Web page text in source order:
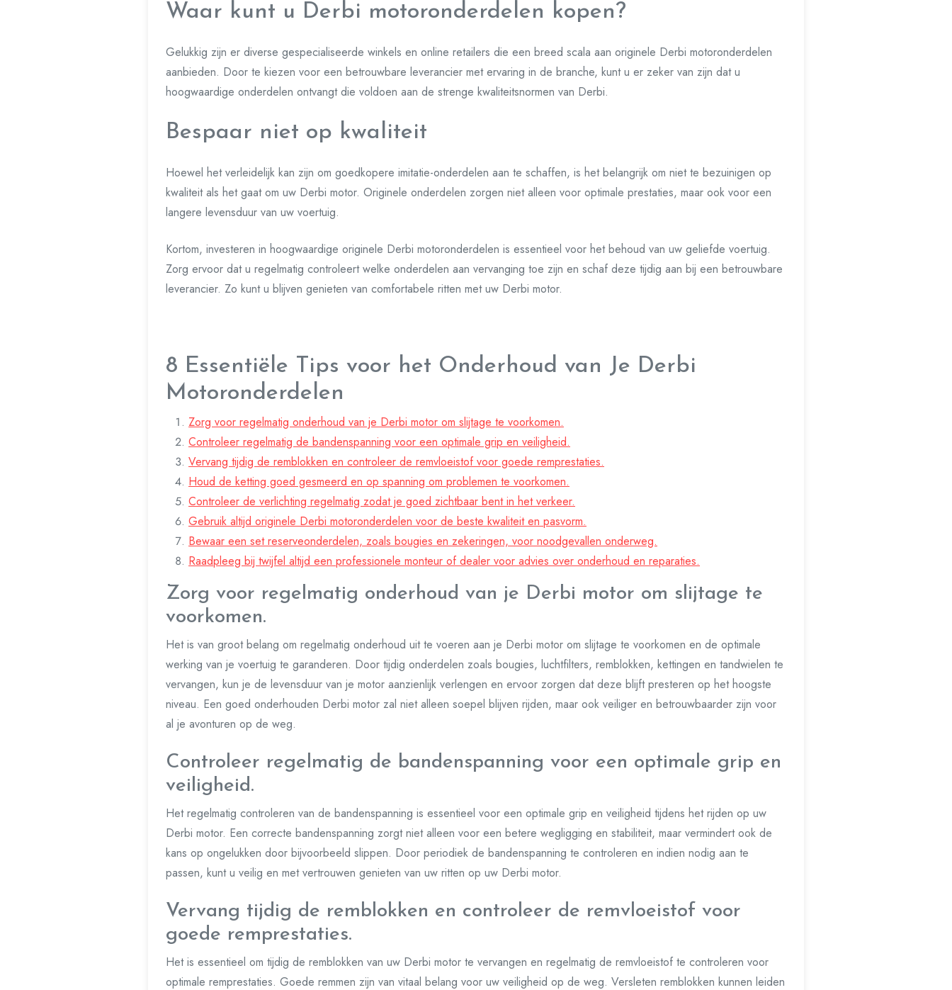
Waar kunt u Derbi motoronderdelen kopen?
Gelukkig zijn er diverse gespecialiseerde winkels en online retailers die een breed scala aan originele Derbi motoronderdelen
aanbieden. Door te kiezen voor een betrouwbare leverancier met ervaring in de branche, kunt u er zeker van zijn dat u
hoogwaardige onderdelen ontvangt die voldoen aan de strenge kwaliteitsnormen van Derbi.
Bespaar niet op kwaliteit
Hoewel het verleidelijk kan zijn om goedkopere imitatie-onderdelen aan te schaffen, is het belangrijk om niet te bezuinigen op
kwaliteit als het gaat om uw Derbi motor. Originele onderdelen zorgen niet alleen voor optimale prestaties, maar ook voor een
langere levensduur van uw voertuig.
Kortom, investeren in hoogwaardige originele Derbi motoronderdelen is essentieel voor het behoud van uw geliefde voertuig.
Zorg ervoor dat u regelmatig controleert welke onderdelen aan vervanging toe zijn en schaf deze tijdig aan bij een betrouwbare
leverancier. Zo kunt u blijven genieten van comfortabele ritten met uw Derbi motor.
8 Essentiële Tips voor het Onderhoud van Je Derbi
Motoronderdelen
Zorg voor regelmatig onderhoud van je Derbi motor om slijtage te voorkomen.
Controleer regelmatig de bandenspanning voor een optimale grip en veiligheid.
Vervang tijdig de remblokken en controleer de remvloeistof voor goede remprestaties.
Houd de ketting goed gesmeerd en op spanning om problemen te voorkomen.
Controleer de verlichting regelmatig zodat je goed zichtbaar bent in het verkeer.
Gebruik altijd originele Derbi motoronderdelen voor de beste kwaliteit en pasvorm.
Bewaar een set reserveonderdelen, zoals bougies en zekeringen, voor noodgevallen onderweg.
Raadpleeg bij twijfel altijd een professionele monteur of dealer voor advies over onderhoud en reparaties.
Zorg voor regelmatig onderhoud van je Derbi motor om slijtage te
voorkomen.
Het is van groot belang om regelmatig onderhoud uit te voeren aan je Derbi motor om slijtage te voorkomen en de optimale
werking van je voertuig te garanderen. Door tijdig onderdelen zoals bougies, luchtfilters, remblokken, kettingen en tandwielen te
vervangen, kun je de levensduur van je motor aanzienlijk verlengen en ervoor zorgen dat deze blijft presteren op het hoogste
niveau. Een goed onderhouden Derbi motor zal niet alleen soepel blijven rijden, maar ook veiliger en betrouwbaarder zijn voor
al je avonturen op de weg.
Controleer regelmatig de bandenspanning voor een optimale grip en
veiligheid.
Het regelmatig controleren van de bandenspanning is essentieel voor een optimale grip en veiligheid tijdens het rijden op uw
Derbi motor. Een correcte bandenspanning zorgt niet alleen voor een betere wegligging en stabiliteit, maar vermindert ook de
kans op ongelukken door bijvoorbeeld slippen. Door periodiek de bandenspanning te controleren en indien nodig aan te
passen, kunt u veilig en met vertrouwen genieten van uw ritten op uw Derbi motor.
Vervang tijdig de remblokken en controleer de remvloeistof voor
goede remprestaties.
Het is essentieel om tijdig de remblokken van uw Derbi motor te vervangen en regelmatig de remvloeistof te controleren voor
optimale remprestaties. Goede remmen zijn van vitaal belang voor uw veiligheid op de weg. Versleten remblokken kunnen leiden